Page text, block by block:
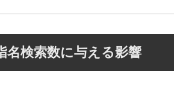
名検索数に与える影響